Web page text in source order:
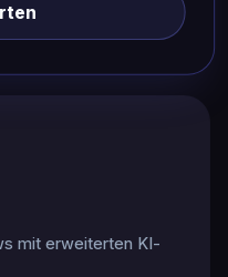
mit erweiterten KI-